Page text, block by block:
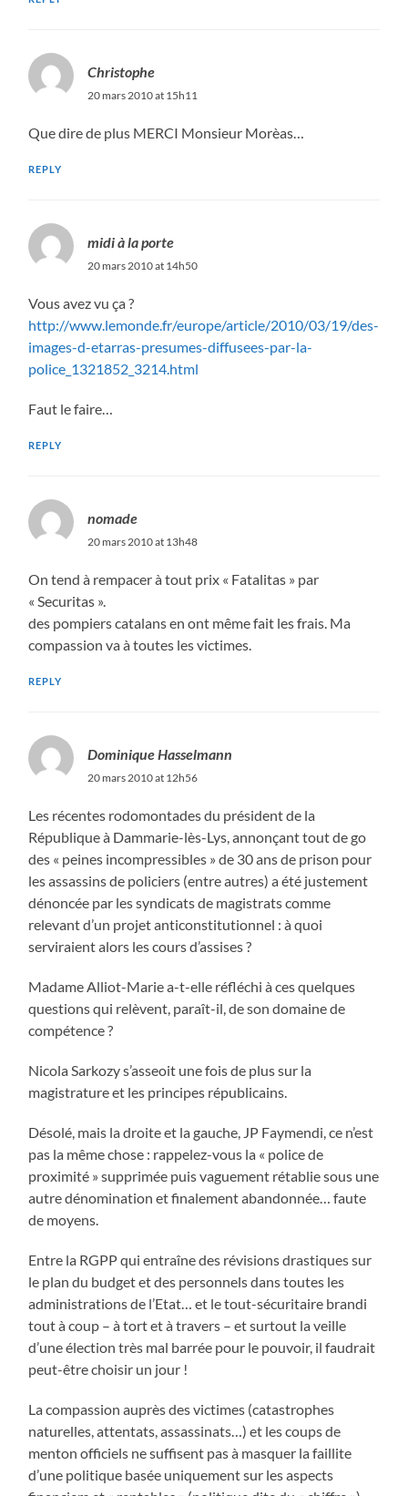
Christophe
20 mars 2010 at 15h11
Que dire de plus MERCI Monsieur Morèas…
REPLY
midi à la porte
20 mars 2010 at 14h50
Vous avez vu ça ?
http://www.lemonde.fr/europe/article/2010/03/19/des-
images-d-etarras-presumes-diffusees-par-la-
police_1321852_3214.html
Faut le faire…
REPLY
nomade
20 mars 2010 at 13h48
On tend à rempacer à tout prix « Fatalitas » par
« Securitas ».
des pompiers catalans en ont même fait les frais. Ma
compassion va à toutes les victimes.
REPLY
Dominique Hasselmann
20 mars 2010 at 12h56
Les récentes rodomontades du président de la
République à Dammarie-lès-Lys, annonçant tout de go
des « peines incompressibles » de 30 ans de prison pour
les assassins de policiers (entre autres) a été justement
dénoncée par les syndicats de magistrats comme
relevant d’un projet anticonstitutionnel : à quoi
serviraient alors les cours d’assises ?
Madame Alliot-Marie a-t-elle réfléchi à ces quelques
questions qui relèvent, paraît-il, de son domaine de
compétence ?
Nicola Sarkozy s’asseoit une fois de plus sur la
magistrature et les principes républicains.
Désolé, mais la droite et la gauche, JP Faymendi, ce n’est
pas la même chose : rappelez-vous la « police de
proximité » supprimée puis vaguement rétablie sous une
autre dénomination et finalement abandonnée… faute
de moyens.
Entre la RGPP qui entraîne des révisions drastiques sur
le plan du budget et des personnels dans toutes les
administrations de l’Etat… et le tout-sécuritaire brandi
tout à coup – à tort et à travers – et surtout la veille
d’une élection très mal barrée pour le pouvoir, il faudrait
peut-être choisir un jour !
La compassion auprès des victimes (catastrophes
naturelles, attentats, assassinats…) et les coups de
menton officiels ne suffisent pas à masquer la faillite
d’une politique basée uniquement sur les aspects